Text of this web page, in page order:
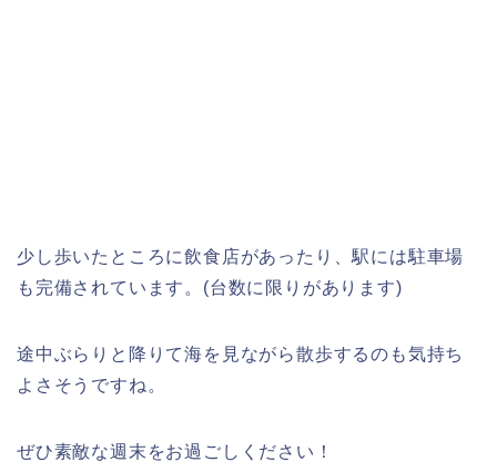
少し歩いたところに飲食店があったり、駅には駐車場
も完備されています。(台数に限りがあります)
途中ぶらりと降りて海を見ながら散歩するのも気持ち
よさそうですね。
ぜひ素敵な週末をお過ごしください！